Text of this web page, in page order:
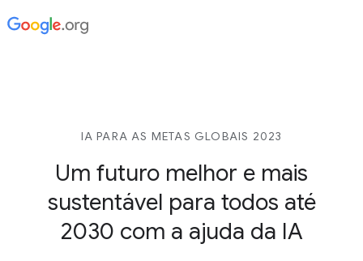
IA PARA AS METAS GLOBAIS 2023
Um futuro melhor e mais
sustentável para todos até
2030 com a ajuda da IA